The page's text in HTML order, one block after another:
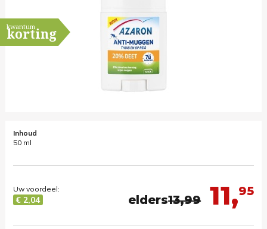
kwantum
korting
Inhoud
50 ml
11,95
elders13,99
Uw voordeel:
€ 2,04